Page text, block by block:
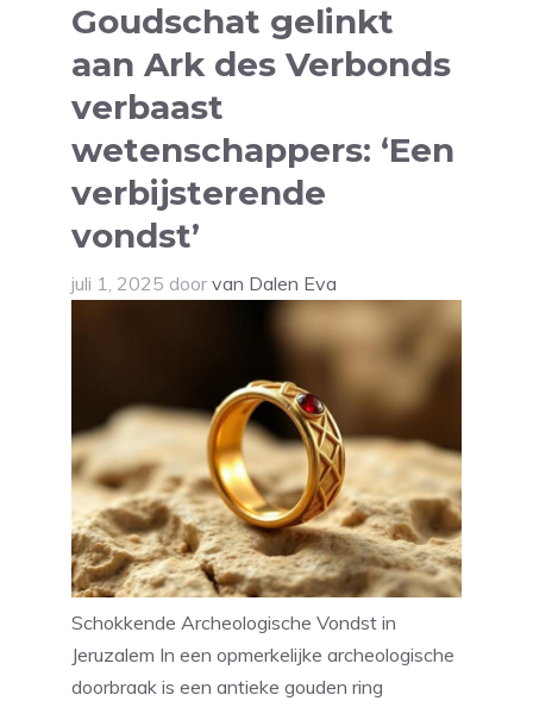
Goudschat gelinkt
aan Ark des Verbonds
verbaast
wetenschappers: ‘Een
verbijsterende
vondst’
juli 1, 2025 door van Dalen Eva
Schokkende Archeologische Vondst in
Jeruzalem In een opmerkelijke archeologische
doorbraak is een antieke gouden ring